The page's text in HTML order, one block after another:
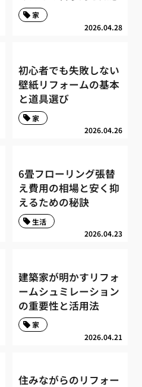
2026.04.28
家
初心者でも失敗しない
壁紙リフォームの基本
と道具選び
2026.04.26
家
6畳フローリング張替
え費用の相場と安く抑
えるための秘訣
2026.04.23
生活
建築家が明かすリフォ
ームシュミレーション
の重要性と活用法
2026.04.21
家
住みながらのリフォー